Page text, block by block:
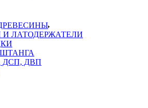
ЛАТОДЕРЖАТЕЛИ
ДСП, ДВП